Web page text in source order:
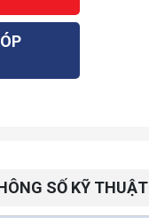
SỐ KỸ THUẬT